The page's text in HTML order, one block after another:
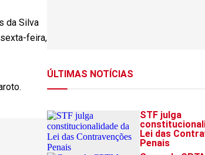
da Silva
feira,